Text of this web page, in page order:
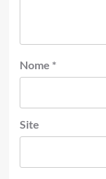
Nome *
Site